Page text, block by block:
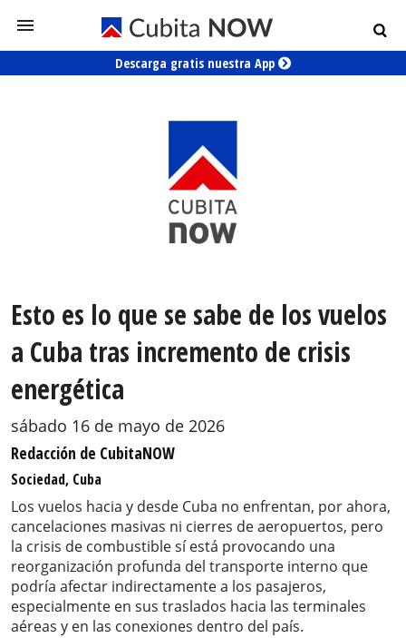
Descarga gratis nuestra App
Esto es lo que se sabe de los vuelos
a Cuba tras incremento de crisis
energética
sábado 16 de mayo de 2026
Redacción de CubitaNOW
Sociedad, Cuba
Los vuelos hacia y desde Cuba no enfrentan, por ahora,
cancelaciones masivas ni cierres de aeropuertos, pero
la crisis de combustible sí está provocando una
reorganización profunda del transporte interno que
podría afectar indirectamente a los pasajeros,
especialmente en sus traslados hacia las terminales
aéreas y en las conexiones dentro del país.